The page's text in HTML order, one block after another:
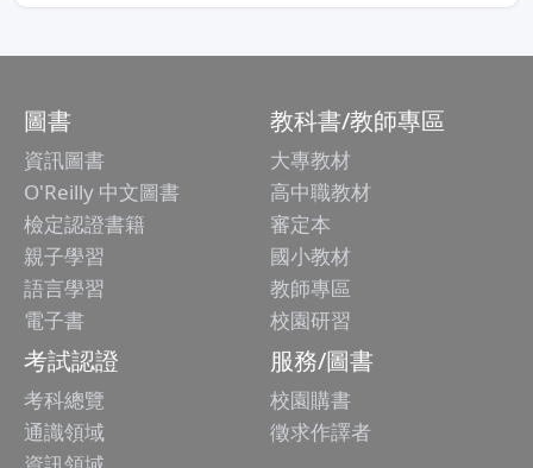
圖書
資訊圖書
O'Reilly 中文圖書
檢定認證書籍
親子學習
語言學習
電子書
教科書/教師專區
大專教材
高中職教材
審定本
國小教材
教師專區
校園研習
考試認證
考科總覽
通識領域
服務/圖書
校園購書
徵求作譯者